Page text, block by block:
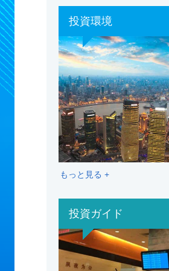
投資環境
もっと見る +
投資ガイド